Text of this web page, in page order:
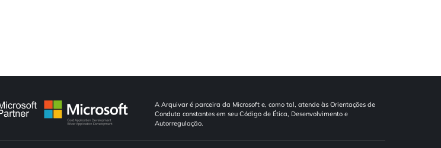
A Arquivar é parceira da Microsoft e, como tal, atende às Orientações de
Conduta constantes em seu Código de Ética, Desenvolvimento e
Autorregulação.